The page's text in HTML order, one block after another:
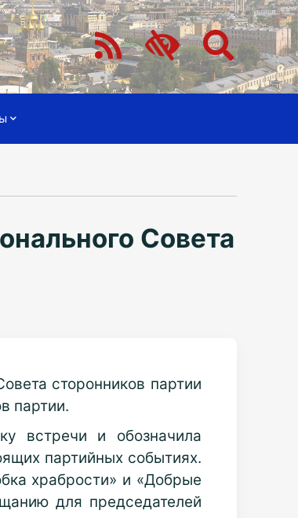
Совета
сторонников партии
партии.
встречи и обозначила
партийных событиях.
храбрости» и «Добрые
для председателей